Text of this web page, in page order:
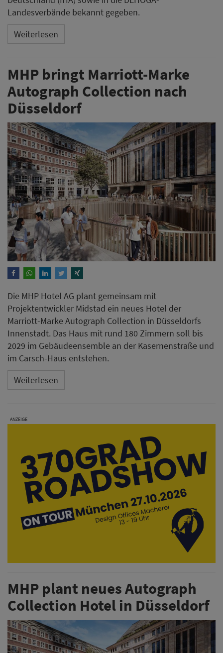
Landesverbände bekannt gegeben.
Weiterlesen
MHP bringt Marriott-Marke
Autograph Collection nach
Düsseldorf
Die MHP Hotel AG plant gemeinsam mit
Projektentwickler Midstad ein neues Hotel der
Marriott-Marke Autograph Collection in Düsseldorfs
Innenstadt. Das Haus mit rund 180 Zimmern soll bis
2029 im Gebäudeensemble an der Kasernenstraße und
im Carsch-Haus entstehen.
Weiterlesen
ANZEIGE
MHP plant neues Autograph
Collection Hotel in Düsseldorf